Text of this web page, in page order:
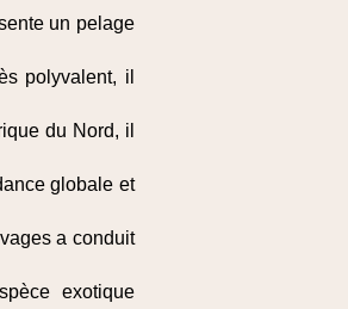
un pelage
polyvalent, il
du Nord, il
globale et
a conduit
exotique